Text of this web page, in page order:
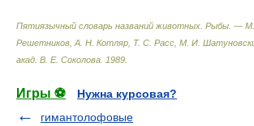
Пятиязычный словарь названий животных. Рыбы. —
Решетников, А. Н. Котляр, Т. С. Расс, М. И.
акад. В. Е. Соколова 1989
Игры ⚽
Нужна курсовая?
гимантолофовые